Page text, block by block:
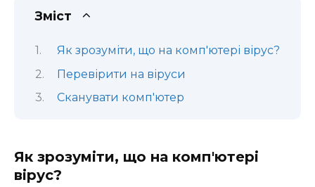
Зміст
Як зрозуміти, що на комп'ютері вірус?
Перевірити на віруси
Сканувати комп'ютер
Як зрозуміти, що на комп'ютері
вірус?